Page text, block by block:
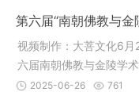
第六届“南朝佛教与
视频制作：大菩文化6
六届南朝佛教与金陵学
佛教中
2025-06-26 761